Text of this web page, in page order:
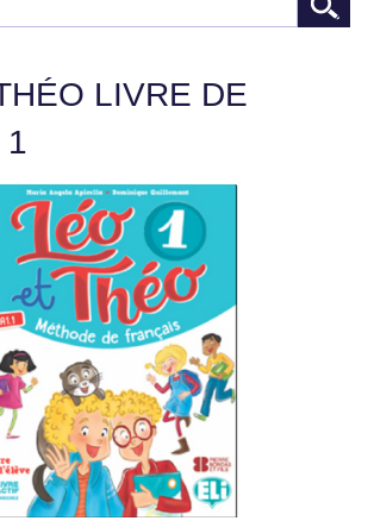
LIVRE DE
1